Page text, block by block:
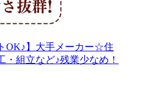
OK♪】大手メーカー☆住
・組立など♪残業少なめ！